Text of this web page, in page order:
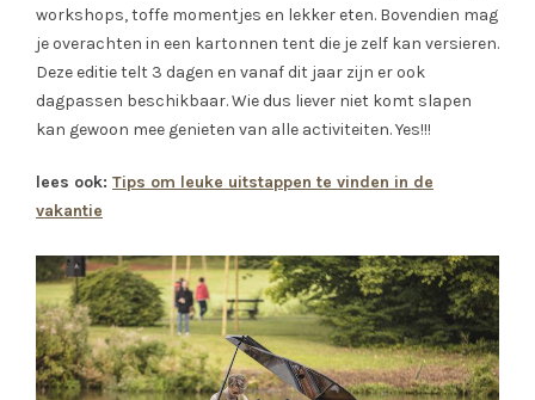
workshops, toffe momentjes en lekker eten. Bovendien mag
je overachten in een kartonnen tent die je zelf kan versieren.
Deze editie telt 3 dagen en vanaf dit jaar zijn er ook
dagpassen beschikbaar. Wie dus liever niet komt slapen
kan gewoon mee genieten van alle activiteiten. Yes!!!
lees ook: Tips om leuke uitstappen te vinden in de
vakantie